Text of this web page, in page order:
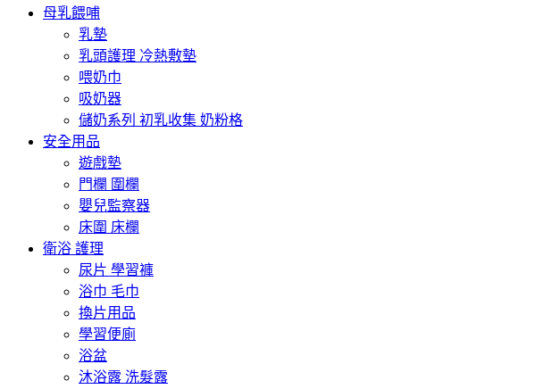
母乳餵哺
乳墊
乳頭護理 冷熱敷墊
喂奶巾
吸奶器
儲奶系列 初乳收集 奶粉格
安全用品
遊戲墊
門欄 圍欄
嬰兒監察器
床圍 床欄
衛浴 護理
尿片 學習褲
浴巾 毛巾
換片用品
學習便廁
浴盆
沐浴露 洗髮露